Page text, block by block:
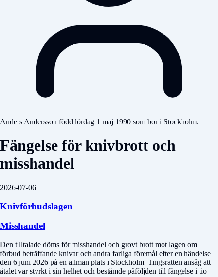
Anders Andersson född lördag 1 maj 1990 som bor i Stockholm.
Fängelse för knivbrott och
misshandel
2026-07-06
Knivförbudslagen
Misshandel
Den tilltalade döms för misshandel och grovt brott mot lagen om
förbud beträffande knivar och andra farliga föremål efter en händelse
den 6 juni 2026 på en allmän plats i Stockholm. Tingsrätten ansåg att
åtalet var styrkt i sin helhet och bestämde påföljden till fängelse i tio